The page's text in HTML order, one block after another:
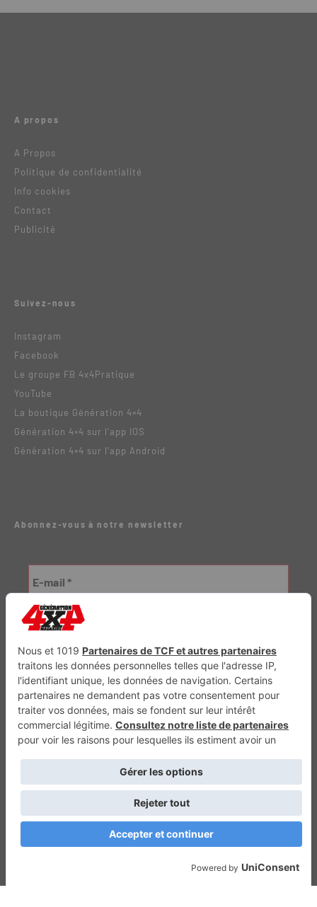
A propos
A Propos
Politique de confidentialité
Info cookies
Contact
Publicité
Suivez-nous
Instagram
Facebook
Le groupe FB 4x4Pratique
YouTube
La boutique Génération 4×4
Génération 4×4 sur l’app IOS
Génération 4×4 sur l’app Android
Abonnez-vous à notre newsletter
Génération Electrique Génération Sans Permis VTTAE.fr FullAttack
Retour en haut
Depuis 2010 - Un magazine duGroupe CPPRESSE